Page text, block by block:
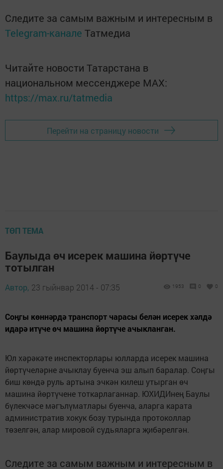
Следите за самым важным и интересным в
Telegram-канале Татмедиа
Читайте новости Татарстана в
национальном мессенджере MАХ:
https://max.ru/tatmedia
Перейти на страницу новости
ТӨП ТЕМА
Баулыда өч исерек машина йөртүче
тотылган
Автор, 23 гыйнвар 2014 - 07:35 1953 0 0
Соңгы көннәрдә транспорт чарасы белән исерек хәлдә
идарә итүче өч машина йөртүче ачыкланган.
Юл хәрәкәте инспекторлары юлларда исерек машина
йөртүчеләрне ачыклау буенча эш алып баралар. Соңгы
биш көндә руль артына эчкән килеш утырган өч
машина йөртүчене тоткарлаганнар. ЮХИДИнең Баулы
бүлекчәсе мәгълүматлары буенча, аларга карата
административ хокук бозу турында протоколлар
төзелгән, алар мировой судьяларга җибәрелгән.
Следите за самым важным и интересным в